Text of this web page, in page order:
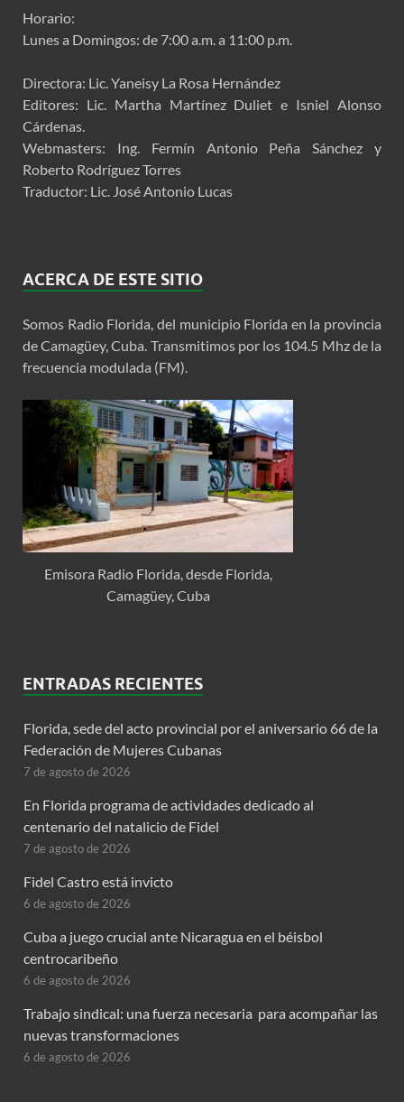
Horario:
Lunes a Domingos: de 7:00 a.m. a 11:00 p.m.
Directora: Lic. Yaneisy La Rosa Hernández
Editores: Lic. Martha Martínez Duliet e Isniel Alonso
Cárdenas.
Webmasters: Ing. Fermín Antonio Peña Sánchez y
Roberto Rodríguez Torres
Traductor: Lic. José Antonio Lucas
ACERCA DE ESTE SITIO
Somos Radio Florida, del municipio Florida en la provincia
de Camagüey, Cuba. Transmitimos por los 104.5 Mhz de la
frecuencia modulada (FM).
Emisora Radio Florida, desde Florida,
Camagüey, Cuba
ENTRADAS RECIENTES
Florida, sede del acto provincial por el aniversario 66 de la
Federación de Mujeres Cubanas
7 de agosto de 2026
En Florida programa de actividades dedicado al
centenario del natalicio de Fidel
7 de agosto de 2026
Fidel Castro está invicto
6 de agosto de 2026
Cuba a juego crucial ante Nicaragua en el béisbol
centrocaribeño
6 de agosto de 2026
Trabajo sindical: una fuerza necesaria para acompañar las
nuevas transformaciones
6 de agosto de 2026